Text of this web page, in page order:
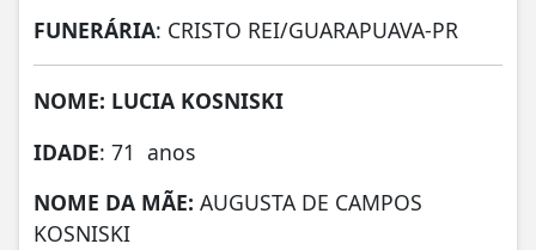
FUNERÁRIA: CRISTO REI/GUARAPUAVA-PR
NOME: LUCIA KOSNISKI
IDADE: 71 anos
NOME DA MÃE: AUGUSTA DE CAMPOS
KOSNISKI